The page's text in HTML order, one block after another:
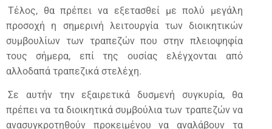
Τέλος, θα πρέπει να εξετασθεί με πολύ μεγάλη
προσοχή η σημερινή λειτουργία των διοικητικών
συμβουλίων των τραπεζών που στην πλειοψηφία
τους σήμερα, επί της ουσίας ελέγχονται από
αλλοδαπά τραπεζικά στελέχη.
Σε αυτήν την εξαιρετικά δυσμενή συγκυρία, θα
πρέπει να τα διοικητικά συμβούλια των τραπεζών να
ανασυγκροτηθούν προκειμένου να αναλάβουν τα